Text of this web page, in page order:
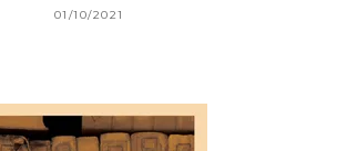
01/10/2021